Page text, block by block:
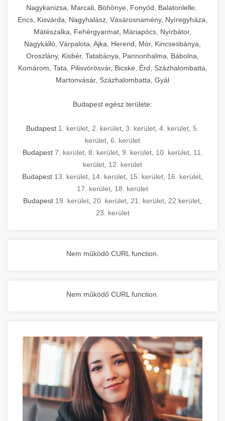
Nagykanizsa, Marcali, Böhönye, Fonyód, Balatonlelle,
Encs, Kisvárda, Nagyhalász, Vásárosnamény, Nyíregyháza,
Mátészalka, Fehérgyarmat, Máriapócs, Nyírbátor,
Nagykálló, Várpalota, Ajka, Herend, Mór, Kincsesbánya,
Oroszlány, Kisbér, Tatabánya, Pannonhalma, Bábolna,
Komárom, Tata, Pilisvörösvár, Bicske, Érd, Százhalombatta,
Martonvásár, Százhalombatta, Gyál
Budapest egész területe:
Budapest 1. kerület 2. kerület 3. kerület 4. kerület 5.
kerület 6. kerület
Budapest 7. kerület, 8. kerület, 9. kerület, 10. kerület, 11.
kerület 12. kerület
Budapest 13. kerület 14. kerület 15. kerület 16. kerület
17. kerület 18. kerület
Budapest 19. kerület 20. kerület 21. kerület 22.kerület
23. kerület
Nem működő CURL function.
Nem működő CURL function.